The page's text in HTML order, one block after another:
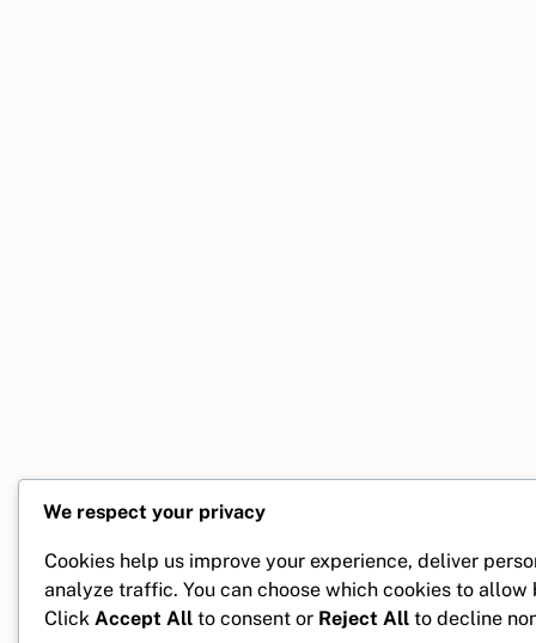
We respect your privacy
Cookies help us improve your experience, deliver
analyze traffic. You can choose which cookies to
Click Accept All to consent or Reject All to decline